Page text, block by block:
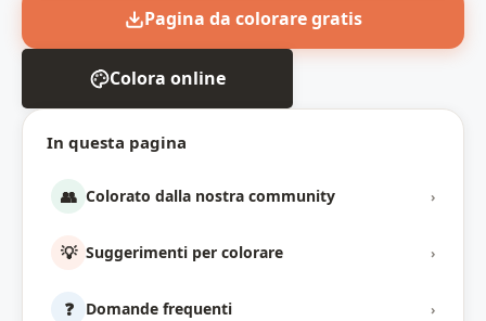
In questa pagina
👥 Colorato dalla nostra community ›
💡 Suggerimenti per colorare ›
❓ Domande frequenti ›
Pagina da colorare gratis
Colora online